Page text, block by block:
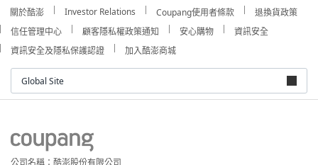
關於酷澎 Investor Relations Coupang使用者條款
退換貨政策
信任管理中心
顧客隱私權政策通知 安心購物
資訊安全
資訊安全及隱私保護認證
加入酷澎商城
Global Site
公司名稱：酷澎股份有限公司